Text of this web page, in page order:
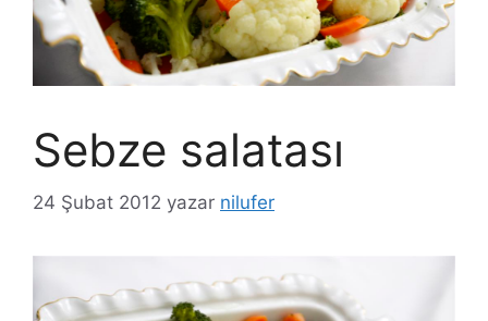
Sebze salatası
24 Şubat 2012 yazar nilufer